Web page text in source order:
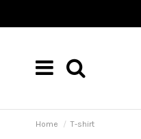
Home T-shirt